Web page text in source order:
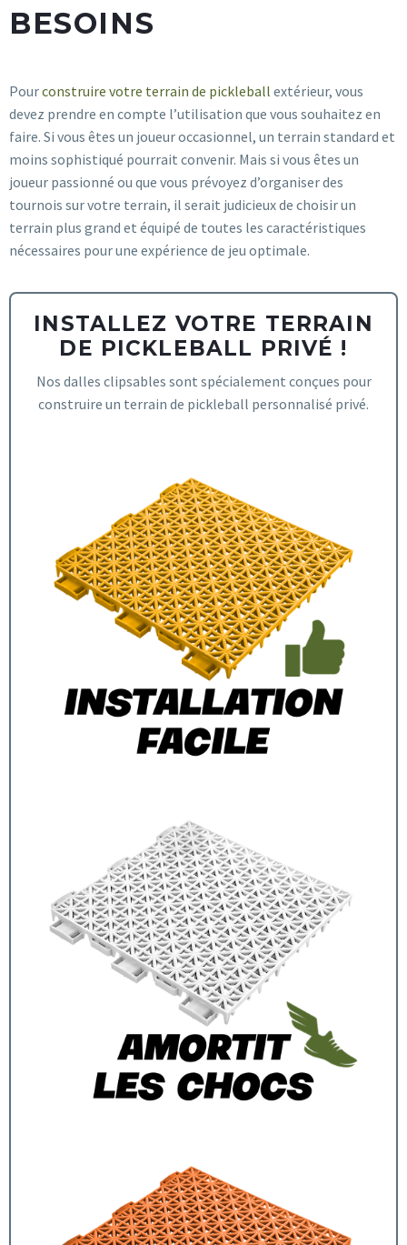
BESOINS
Pourconstruire votre terrain de pickleball extérieur, vous
devez prendre en compte l’utilisation que vous souhaitez en
faire. Si vous êtes un joueur occasionnel, un terrain standard et
moins sophistiqué pourrait convenir. Mais si vous êtes un
joueur passionné ou que vous prévoyez d’organiser des
tournois sur votre terrain, il serait judicieux de choisir un
terrain plus grand et équipé de toutes les caractéristiques
nécessaires pour une expérience de jeu optimale.
INSTALLEZ VOTRE TERRAIN
DE PICKLEBALL PRIVÉ !
Nos dalles clipsables sont spécialement conçues pour
construire un terrain de pickleball personnalisé privé.